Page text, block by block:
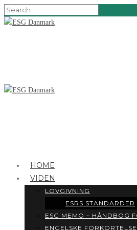
HOME
VIDEN
LOVGIVNING
ESRS STANDARDER
ESG MEMO – HÅNDBOG
ENGELSKE